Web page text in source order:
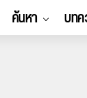
ค้นหา บท